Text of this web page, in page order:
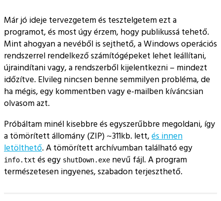
Már jó ideje tervezgetem és tesztelgetem ezt a
programot, és most úgy érzem, hogy publikussá tehető.
Mint ahogyan a nevéből is sejthető, a Windows operációs
rendszerrel rendelkező számítógépeket lehet leállítani,
újraindítani vagy, a rendszerből kijelentkezni – mindezt
időzítve. Elvileg nincsen benne semmilyen probléma, de
ha mégis, egy kommentben vagy e-mailben kíváncsian
olvasom azt.
Próbáltam minél kisebbre és egyszerűbbre megoldani, így
a tömörített állomány (ZIP) ~311kb. lett,és innen
letölthető. A tömörített archívumban található egy
info.txt és egy shutDown.exe nevű fájl. A program
természetesen ingyenes, szabadon terjeszthető.